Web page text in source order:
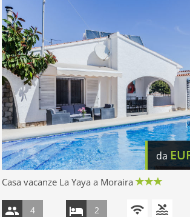
da
Casa vacanze La Yaya a Moraira
4 2